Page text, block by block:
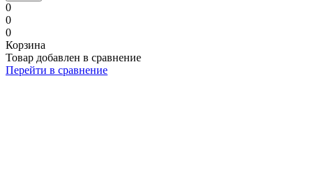
0
0
0
Корзина
Товар добавлен в сравнение
Перейти в сравнение